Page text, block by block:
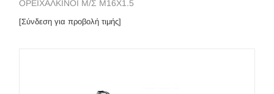
ΟΡΕΙΧΑΛΚΙΝΟΙ Μ/Σ Μ16Χ1.5
[Σύνδεση για προβολή τιμής]